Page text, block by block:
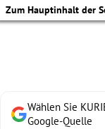
Zum Hauptinhalt der
Wählen Sie
Google-Quelle